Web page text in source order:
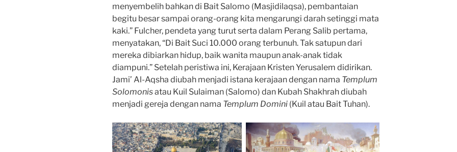
menyembelih bahkan di Bait Salomo (Masjidilaqsa), pembantaian
begitu besar sampai orang-orang kita mengarungi darah setinggi mata
kaki.” Fulcher, pendeta yang turut serta dalam Perang Salib pertama,
menyatakan, “Di Bait Suci 10.000 orang terbunuh. Tak satupun dari
mereka dibiarkan hidup, baik wanita maupun anak-anak tidak
diampuni.” Setelah peristiwa ini, Kerajaan Kristen Yerusalem didirikan.
Jami’ Al-Aqsha diubah menjadi istana kerajaan dengan nama Templum
Solomonisatau Kuil Sulaiman (Salomo) dan Kubah Shakhrah diubah
menjadi gereja dengan nama Templum Domini (Kuil atau Bait Tuhan).